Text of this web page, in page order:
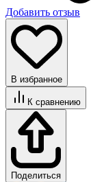
Добавить отзыв
В избранное
К сравнению
Поделиться